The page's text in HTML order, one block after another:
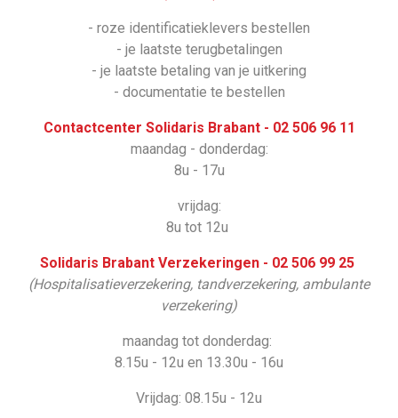
- roze identificatieklevers bestellen
- je laatste terugbetalingen
- je laatste betaling van je uitkering
- documentatie te bestellen
Contactcenter Solidaris Brabant - 02 506 96 11
maandag - donderdag:
8u - 17u
vrijdag:
8u tot 12u
Solidaris Brabant Verzekeringen - 02 506 99 25
(Hospitalisatieverzekering, tandverzekering, ambulante
verzekering)
maandag tot donderdag:
8.15u - 12u en 13.30u - 16u
Vrijdag: 08.15u - 12u